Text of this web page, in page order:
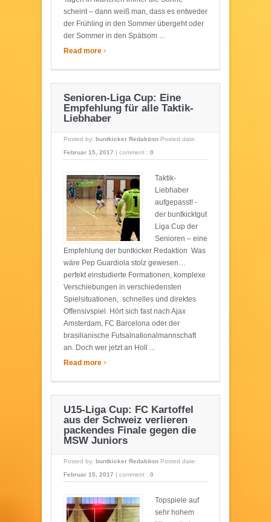
scheint – dann weiß man, dass es entweder
der Frühling in den Sommer übergeht oder
der Sommer in den Spätsom ...
Read more ›
Senioren-Liga Cup: Eine
Empfehlung für alle Taktik-
Liebhaber
Posted by: buntkicker Redaktion Posted date:
Februar 15, 2017 | comment : 0
Taktik-
Liebhaber
aufgepasst! -
der buntkicktgut
Liga Cup der
Senioren – eine
Empfehlung der buntkicker Redaktion Was
wäre Pep Guardiola stolz gewesen…
perfekt einstudierte Formationen, komplexe
Verschiebungen in verschiedensten
Spielsituationen, schnelles und direktes
Offensivspiel. Hört sich fast nach Ajax
Amsterdam, FC Barcelona oder der
brasilianische Futsalnationalmannschaft
an. Doch wer jetzt an Holl ...
Read more ›
U15-Liga Cup: FC Kartoffel
aus der Schweiz verlieren
packendes Finale gegen die
MSW Juniors
Posted by: buntkicker Redaktion Posted date:
Februar 15, 2017 | comment : 0
Topspiele auf
sehr hohem